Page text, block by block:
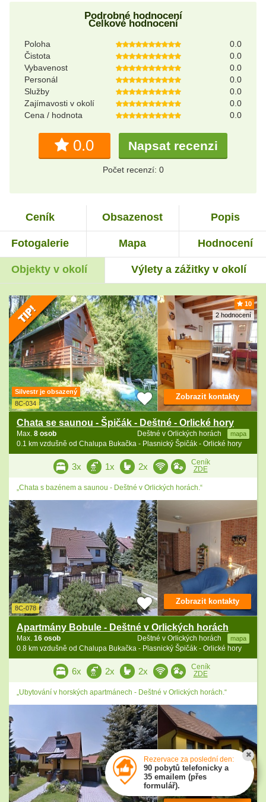
Podrobné hodnocení
Celkové hodnocení
Poloha
0.0
Čistota
0.0
Vybavenost
0.0
Personál
0.0
Služby
0.0
Zajímavosti v okolí
0.0
Cena / hodnota
0.0
0.0 Napsat recenzi
Počet recenzí: 0
Ceník Obsazenost Popis
Fotogalerie Mapa Hodnocení
Objekty v okolí Výlety a zážitky v okolí
10
2 hodnocení
Silvestr je obsazený
8C-034
Chata se saunou - Špičák - Deštné - Orlické hory
Deštné v Orlických horách mapa
Max. 8 osob
0.1 km vzdušně od Chalupa Bukačka - Plasnický Špičák - Orlické hory
Zobrazit kontakty
3x 1x 2x
Ceník
ZDE
„Chata s bazénem a saunou - Deštné v Orlických horách.“
8C-078
Apartmány Bobule - Deštné v Orlických horách
Deštné v Orlických horách mapa
Max. 16 osob
0.8 km vzdušně od Chalupa Bukačka - Plasnický Špičák - Orlické hory
Zobrazit kontakty
6x 2x 2x
Ceník
ZDE
„Ubytování v horských apartmánech - Deštné v Orlických horách.“
Rezervace za poslední den:
90 pobytů telefonicky a
35 emailem (přes
formulář).